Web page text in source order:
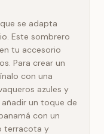
se adapta
Este sombrero
tu accesorio
Para crear un
con una
azules y
un toque de
con un
terracota y